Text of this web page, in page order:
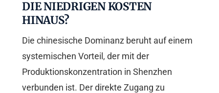
DIE NIEDRIGEN KOSTEN
HINAUS?
Die chinesische Dominanz beruht auf einem
systemischen Vorteil, der mit der
Produktionskonzentration in Shenzhen
verbunden ist. Der direkte Zugang zu